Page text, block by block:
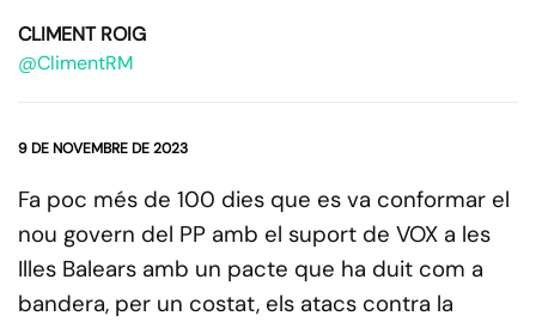
CLIMENT ROIG
@ClimentRM
9 DE NOVEMBRE DE 2023
Fa poc més de 100 dies que es va conformar el
nou govern del PP amb el suport de VOX a les
Illes Balears amb un pacte que ha duit com a
bandera, per un costat, els atacs contra la